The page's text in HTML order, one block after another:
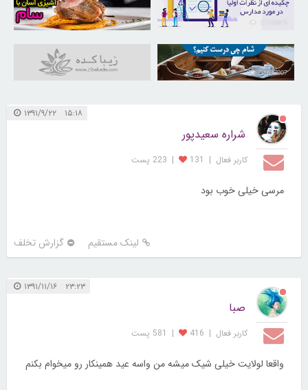
30252750
31037907
۱۵:۱۸ ۱۳۹۱/۹/۲۲
شراره سعیدپور
کاربر فعال |
131
| 223 پست
مرسی خیلی خوب بود
لینک مستقیم گزارش تخلف
۲۳:۲۳ ۱۳۹۱/۱۱/۱۶
صبا
کاربر فعال |
416
| 581 پست
واقعا لولایت خیلی شیک میشه من واسه عید همینکار رو میخوام بکنم